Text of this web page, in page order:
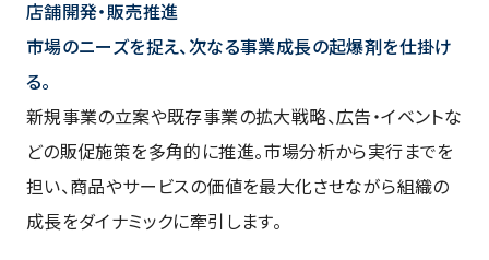
店舗開発・販売推進
市場のニーズを捉え、次なる事業成長の起爆剤を仕掛け
る。
新規事業の立案や既存事業の拡大戦略、広告・イベントな
どの販促施策を多角的に推進。市場分析から実行までを
担い、商品やサービスの価値を最大化させながら組織の
成長をダイナミックに牽引します。